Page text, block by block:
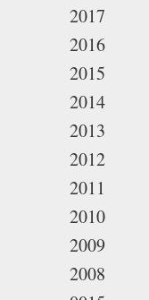
2017
2016
2015
2014
2013
2012
2011
2010
2009
2008